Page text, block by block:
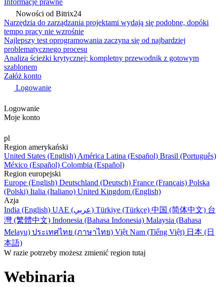
Informacje prawne
Nowości od Bitrix24
Narzędzia do zarządzania projektami wydają się podobne, dopóki
tempo pracy nie wzrośnie
Najlepszy test oprogramowania zaczyna się od najbardziej
problematycznego procesu
Analiza ścieżki krytycznej: kompletny przewodnik z gotowym
szablonem
Załóż konto
Logowanie
Logowanie
Moje konto
pl
Region amerykański
United States (English) América Latina (Español) Brasil (Português)
México (Español) Colombia (Español)
Region europejski
Europe (English) Deutschland (Deutsch) France (Français) Polska
(Polski) Italia (Italiano) United Kingdom (English)
Azja
India (English)
UAE (عربي) Türkiye (Türkçe) 中国 (简体中文) 台
灣 (繁體中文) Indonesia (Bahasa Indonesia) Malaysia (Bahasa
Melayu) ประเทศไทย (ภาษาไทย) Việt Nam (Tiếng Việt) 日本 (日
本語)
W razie potrzeby możesz zmienić region tutaj
Webinaria